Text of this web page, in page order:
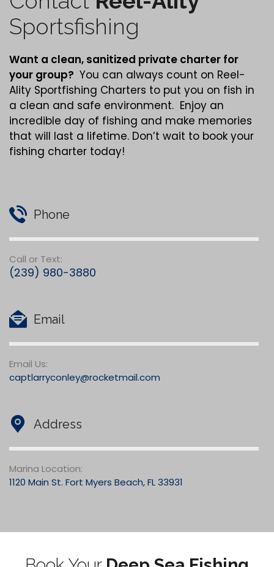
Contact Info
ContactReel-Ality
Sportsfishing
Want a clean,sanitizedprivate charter for
your group? You can always count on Reel-
Ality Sportfishing Charters to put you on fish in
a clean and safe environment. Enjoy an
incredible day of fishing and make memories
Phone
Email
Address